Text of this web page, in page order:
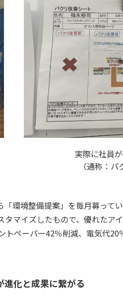
実際に社員
（通称：パ
環境整備提案」を毎月募って
マイズしたもので、優れたア
ペーパー42％削減、電気代
化と成果に繋がる